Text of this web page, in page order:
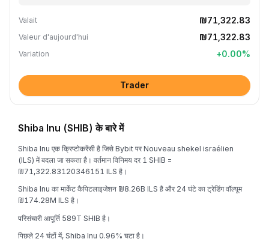
Valait ₪71,322.83
Valeur d'aujourd'hui ₪71,322.83
Variation +0.00%
Trader
Shiba Inu (SHIB) के बारे में
Shiba Inu एक क्रिप्टोकरेंसी है जिसे Bybit पर Nouveau shekel israélien
(ILS) में बदला जा सकता है। वर्तमान विनिमय दर 1 SHIB =
₪71,322.83120346151 ILS है।
Shiba Inu का मार्केट कैपिटलाइजेशन ₪8.26B ILS है और 24 घंटे का ट्रेडिंग वॉल्यूम
₪174.28M ILS है।
परिसंचारी आपूर्ति 589T SHIB है।
पिछले 24 घंटों में, Shiba Inu 0.96% घटा है।